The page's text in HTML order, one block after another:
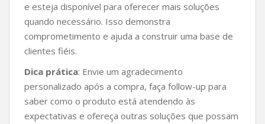
e esteja disponível para oferecer mais soluções
quando necessário. Isso demonstra
comprometimento e ajuda a construir uma base de
clientes fiéis.
Dica prática: Envie um agradecimento
personalizado após a compra, faça follow-up para
saber como o produto está atendendo às
expectativas e ofereça outras soluções que possam